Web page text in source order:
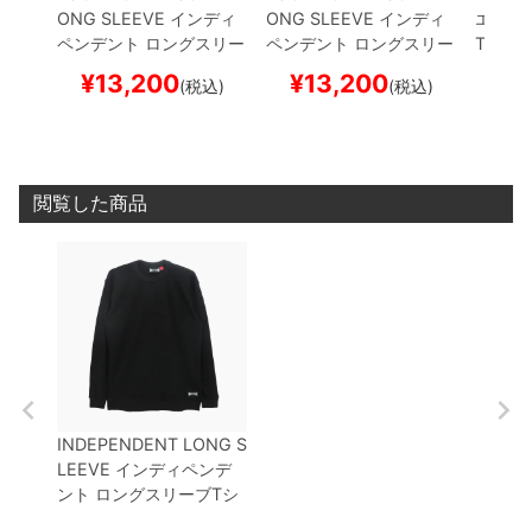
ONG SLEEVE インディ
ペンデント ロングスリー
NDENTHOSTAGEWHI
¥13,200(税込)
ONG SLEEVE インディ
ペンデント ロングスリー
NDENTHOSTAGEBLA
¥13,200(税込)
エビセ
Tシャ
閲覧した商品
INDEPENDENT LONG S
LEEVE インディペンデ
ント ロングスリーブTシ